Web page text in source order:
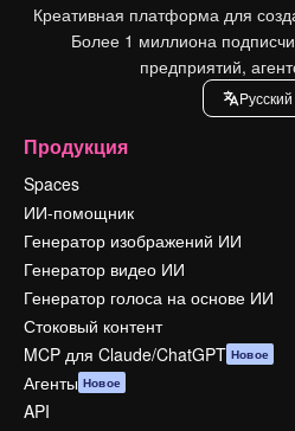
Креативная платформа для
Более 1 миллиона
предприятий,
Pусский
Продукция
Spaces
ИИ-помощник
Генератор изображений ИИ
Генератор видео ИИ
Генератор голоса на основе ИИ
Стоковый контент
MCP для Claude/ChatGPT Новое
Агенты Новое
API